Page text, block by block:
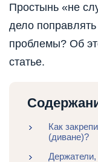
Простынь «не
дело поправлять
проблемы? Об
статье.
Как
(диване)?